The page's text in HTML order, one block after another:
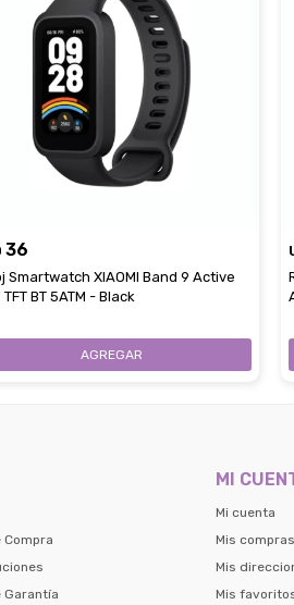
36
Smartwatch XIAOMI Band 9 Active
TFT BT 5ATM - Black
Compra
Garantía
MI
Mi cuenta
Mis compras
Mis
Mis